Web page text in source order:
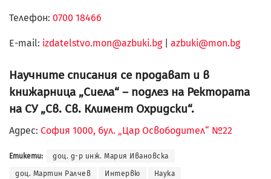
Телефон: 0700 18466
Е-mail: izdatelstvo.mon@azbuki.bg| azbuki@mon.bg
Научните списания се продават и в
книжарница „Сиела“ – подлез на Ректората
на СУ „Св. Св. Климент Охридски“.
Адрес: София 1000, бул. „Цар Освободител“ №22
Етикети: доц. д-р инж. Мария Ивановска
доц. Мартин Ралчев Интервю Наука